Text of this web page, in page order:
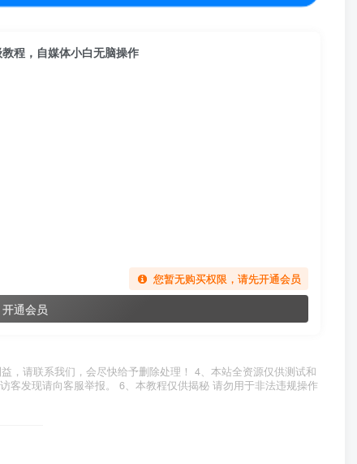
程，自媒体小白无脑操作
您暂无购买权限，请先开通会员
开通会员
，请联系我们，会尽快给予删除处理！ 4、本站全资源仅供测试和
客发现请向客服举报。 6、本教程仅供揭秘 请勿用于非法违规操作